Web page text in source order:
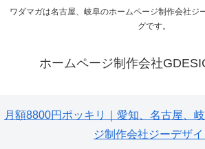
ワダマガは名古屋、岐阜のホームページ制作会社ジ
グです。
ホームページ制作会社
月額8800円ポッキリ｜愛知、名古屋、
ジ制作会社ジーデザ